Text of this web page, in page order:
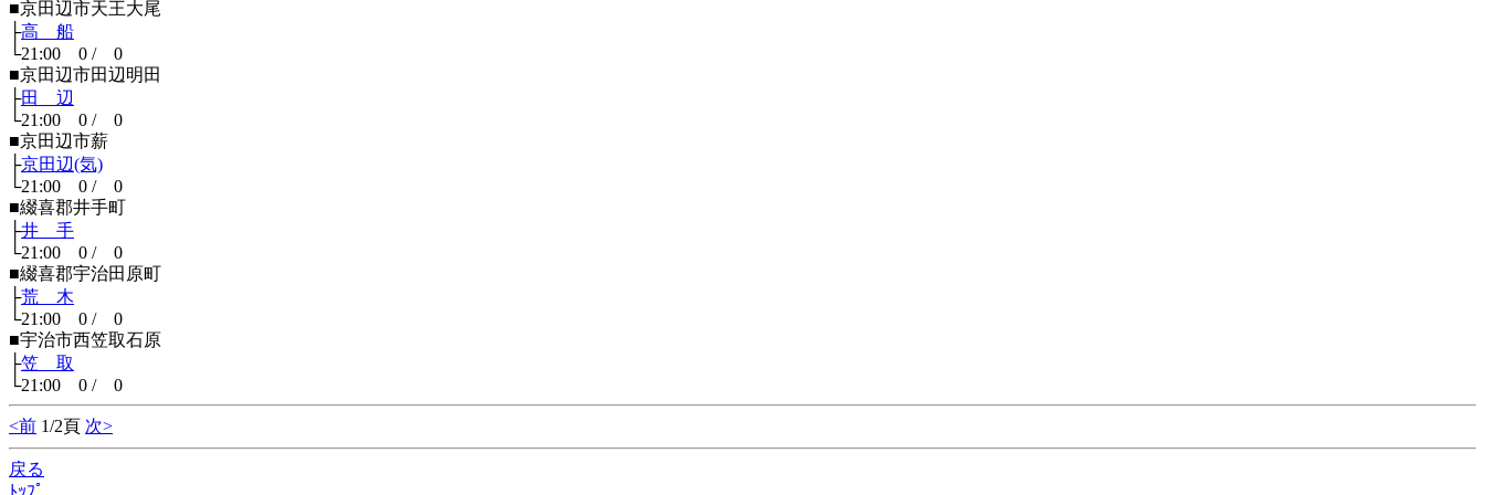
■京田辺市天王大尾
├高 船
└21:00 0 / 0
■京田辺市田辺明田
├田 辺
└21:00 0 / 0
■京田辺市薪
├京田辺(気)
└21:00 0 / 0
■綴喜郡井手町
├井 手
└21:00 0 / 0
■綴喜郡宇治田原町
├荒 木
└21:00 0 / 0
■宇治市西笠取石原
├笠 取
└21:00 0 / 0
<前 1/2頁 次>
戻る
ﾄｯﾌﾟ